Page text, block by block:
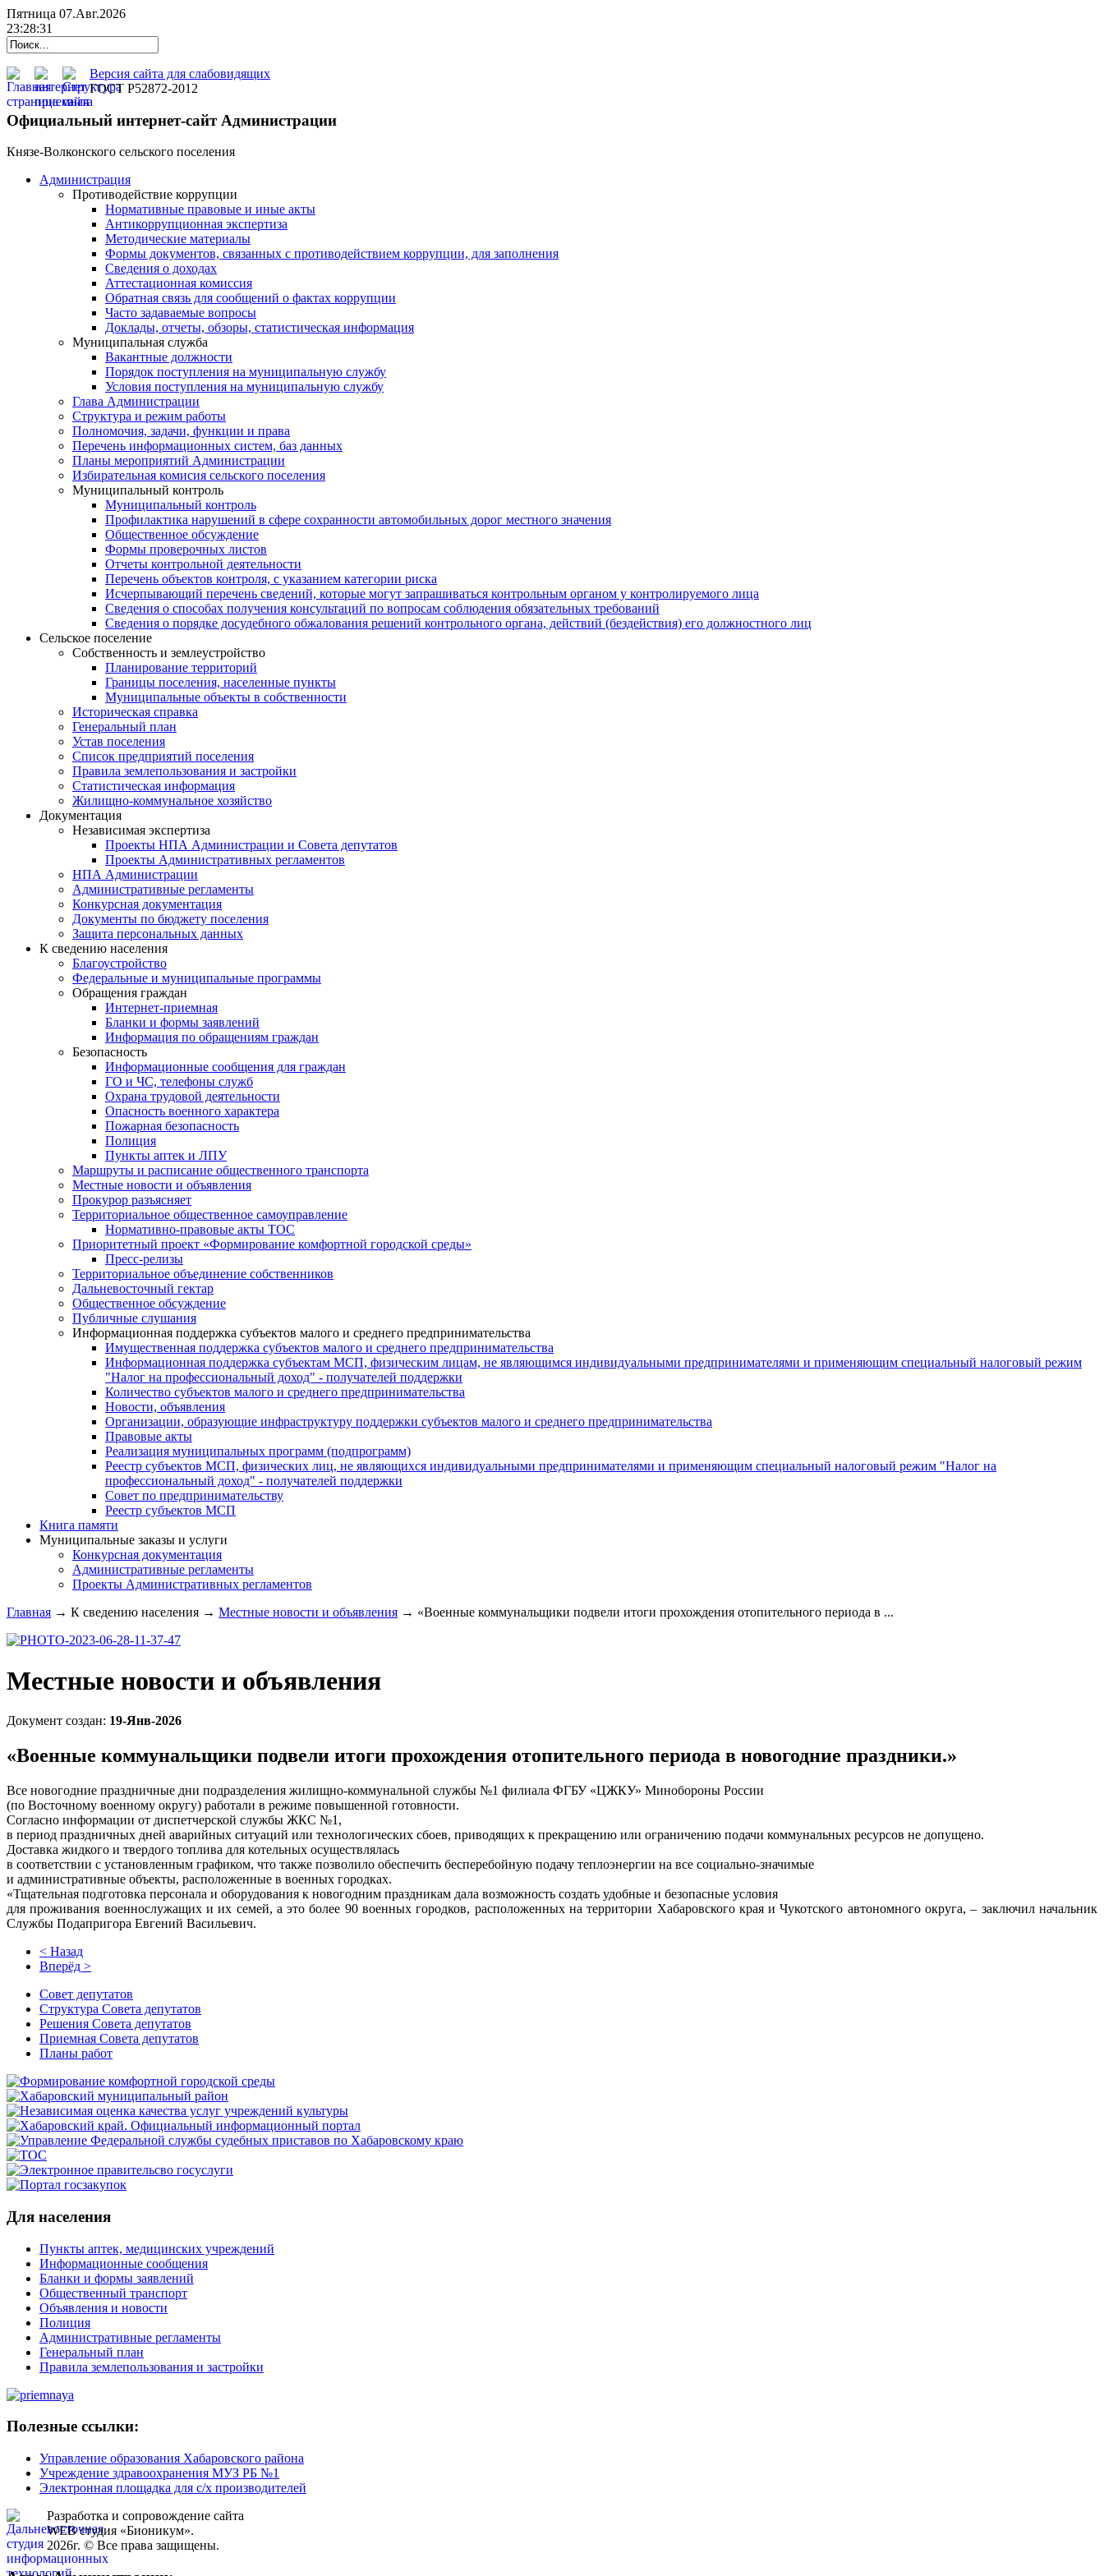
Пятница 07.Авг.2026
23:28:32
Версия сайта для слабовидящих
ГОСТ Р52872-2012
Официальный интернет-сайт Администрации
Князе-Волконского сельского поселения
Администрация
Противодействие коррупции
Нормативные правовые и иные акты
Антикоррупционная экспертиза
Методические материалы
Формы документов, связанных с противодействием коррупции, для заполнения
Сведения о доходах
Аттестационная комиссия
Обратная связь для сообщений о фактах коррупции
Часто задаваемые вопросы
Доклады, отчеты, обзоры, статистическая информация
Муниципальная служба
Вакантные должности
Порядок поступления на муниципальную службу
Условия поступления на муниципальную службу
Глава Администрации
Структура и режим работы
Полномочия, задачи, функции и права
Перечень информационных систем, баз данных
Планы мероприятий Администрации
Избирательная комисия сельского поселения
Муниципальный контроль
Муниципальный контроль
Профилактика нарушений в сфере сохранности автомобильных дорог местного значения
Общественное обсуждение
Формы проверочных листов
Отчеты контрольной деятельности
Перечень объектов контроля, с указанием категории риска
Исчерпывающий перечень сведений, которые могут запрашиваться контрольным органом у контролируемого лица
Сведения о способах получения консультаций по вопросам соблюдения обязательных требований
Сведения о порядке досудебного обжалования решений контрольного органа, действий (бездействия) его должностного лиц
Сельское поселение
Собственность и землеустройство
Планирование территорий
Границы поселения, населенные пункты
Муниципальные объекты в собственности
Историческая справка
Генеральный план
Устав поселения
Список предприятий поселения
Правила землепользования и застройки
Статистическая информация
Жилищно-коммунальное хозяйство
Документация
Независимая экспертиза
Проекты НПА Администрации и Совета депутатов
Проекты Административных регламентов
НПА Администрации
Административные регламенты
Конкурсная документация
Документы по бюджету поселения
Защита персональных данных
К сведению населения
Благоустройство
Федеральные и муниципальные программы
Обращения граждан
Интернет-приемная
Бланки и формы заявлений
Информация по обращениям граждан
Безопасность
Информационные сообщения для граждан
ГО и ЧС, телефоны служб
Охрана трудовой деятельности
Опасность военного характера
Пожарная безопасность
Полиция
Пункты аптек и ЛПУ
Маршруты и расписание общественного транспорта
Местные новости и объявления
Прокурор разъясняет
Территориальное общественное самоуправление
Нормативно-правовые акты ТОС
Приоритетный проект «Формирование комфортной городской среды»
Пресс-релизы
Территориальное объединение собственников
Дальневосточный гектар
Общественное обсуждение
Публичные слушания
Информационная поддержка субъектов малого и среднего предпринимательства
Имущественная поддержка субъектов малого и среднего предпринимательства
Информационная поддержка субъектам МСП, физическим лицам, не являющимся индивидуальными предпринимателями и применяющим специальный налоговый режим
"Налог на профессиональный доход" - получателей поддержки
Количество субъектов малого и среднего предпринимательства
Новости, объявления
Организации, образующие инфраструктуру поддержки субъектов малого и среднего предпринимательства
Правовые акты
Реализация муниципальных программ (подпрограмм)
Реестр субъектов МСП, физических лиц, не являющихся индивидуальными предпринимателями и применяющим специальный налоговый режим "Налог на
профессиональный доход" - получателей поддержки
Совет по предпринимательству
Реестр субъектов МСП
Книга памяти
Муниципальные заказы и услуги
Конкурсная документация
Административные регламенты
Проекты Административных регламентов
Главная → К сведению населения → Местные новости и объявления → «Военные коммунальщики подвели итоги прохождения отопительного периода в ...
Местные новости и объявления
Документ создан: 19-Янв-2026
«Военные коммунальщики подвели итоги прохождения отопительного периода в новогодние праздники.»
Все новогодние праздничные дни подразделения жилищно-коммунальной службы №1 филиала ФГБУ «ЦЖКУ» Минобороны России
(по Восточному военному округу) работали в режиме повышенной готовности.
Согласно информации от диспетчерской службы ЖКС №1,
в период праздничных дней аварийных ситуаций или технологических сбоев, приводящих к прекращению или ограничению подачи коммунальных ресурсов не допущено.
Доставка жидкого и твердого топлива для котельных осуществлялась
в соответствии с установленным графиком, что также позволило обеспечить бесперебойную подачу теплоэнергии на все социально-значимые
и административные объекты, расположенные в военных городках.
«Тщательная подготовка персонала и оборудования к новогодним праздникам дала возможность создать удобные и безопасные условия
для проживания военнослужащих и их семей, а это более 90 военных городков, расположенных на территории Хабаровского края и Чукотского автономного округа, – заключил начальник
Службы Подапригора Евгений Васильевич.
< Назад
Вперёд >
Совет депутатов
Структура Совета депутатов
Решения Совета депутатов
Приемная Совета депутатов
Планы работ
Для населения
Пункты аптек, медицинских учреждений
Информационные сообщения
Бланки и формы заявлений
Общественный транспорт
Объявления и новости
Полиция
Административные регламенты
Генеральный план
Правила землепользования и застройки
Полезные ссылки:
Управление образования Хабаровского района
Учреждение здравоохранения МУЗ РБ №1
Электронная площадка для с/х производителей
Разработка и сопровождение сайта
WEB студия «Бионикум».
2026г. © Все права защищены.